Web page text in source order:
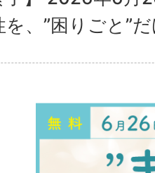
、”困りごと”